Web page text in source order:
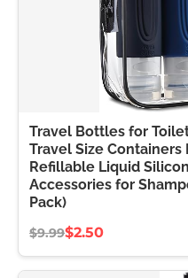
Travel Bottles for
Travel Size Containers
Refillable Liquid
Accessories for
Pack)
$9.99$2.50